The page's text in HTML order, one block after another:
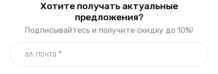
Хотите получать актуальные
предложения?
Подписывайтесь и получите скидку до 10%!